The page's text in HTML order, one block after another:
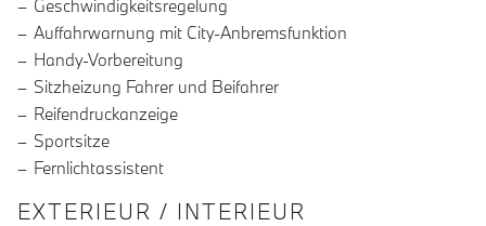
Geschwindigkeitsregelung
Auffahrwarnung mit City-Anbremsfunktion
Handy-Vorbereitung
Sitzheizung Fahrer und Beifahrer
Reifendruckanzeige
Sportsitze
Fernlichtassistent
EXTERIEUR / INTERIEUR